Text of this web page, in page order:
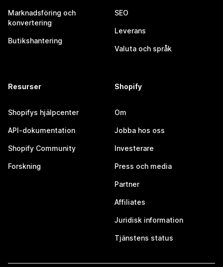
Marknadsföring och
konvertering
Butikshantering
SEO
Leverans
Valuta och språk
Resurser
Shopifys hjälpcenter
API-dokumentation
Shopify Community
Forskning
Shopify
Om
Jobba hos oss
Investerare
Press och media
Partner
Affiliates
Juridisk information
Tjänstens status